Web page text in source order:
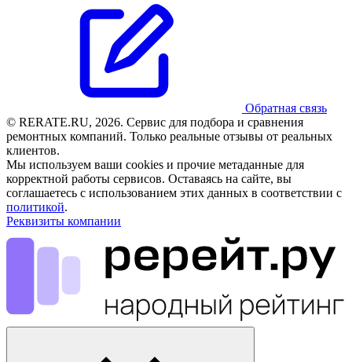
Обратная связь
© RERATE.RU, 2026. Сервис для подбора и сравнения
ремонтных компаний. Только реальные отзывы от реальных
клиентов.
Мы используем ваши cookies и прочие метаданные для
корректной работы сервисов. Оставаясь на сайте, вы
соглашаетесь с использованием этих данных в соответствии с
политикой.
Реквизиты компании